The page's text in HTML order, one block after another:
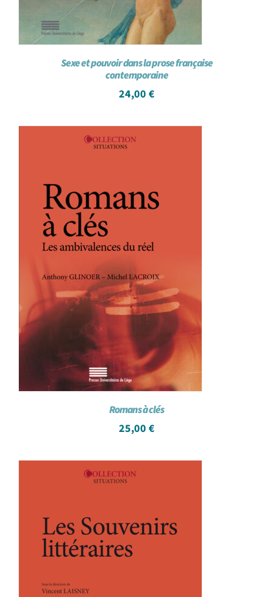
Sexe et pouvoir dans la prose française
contemporaine
24,00 €
Romans à clés
25,00 €